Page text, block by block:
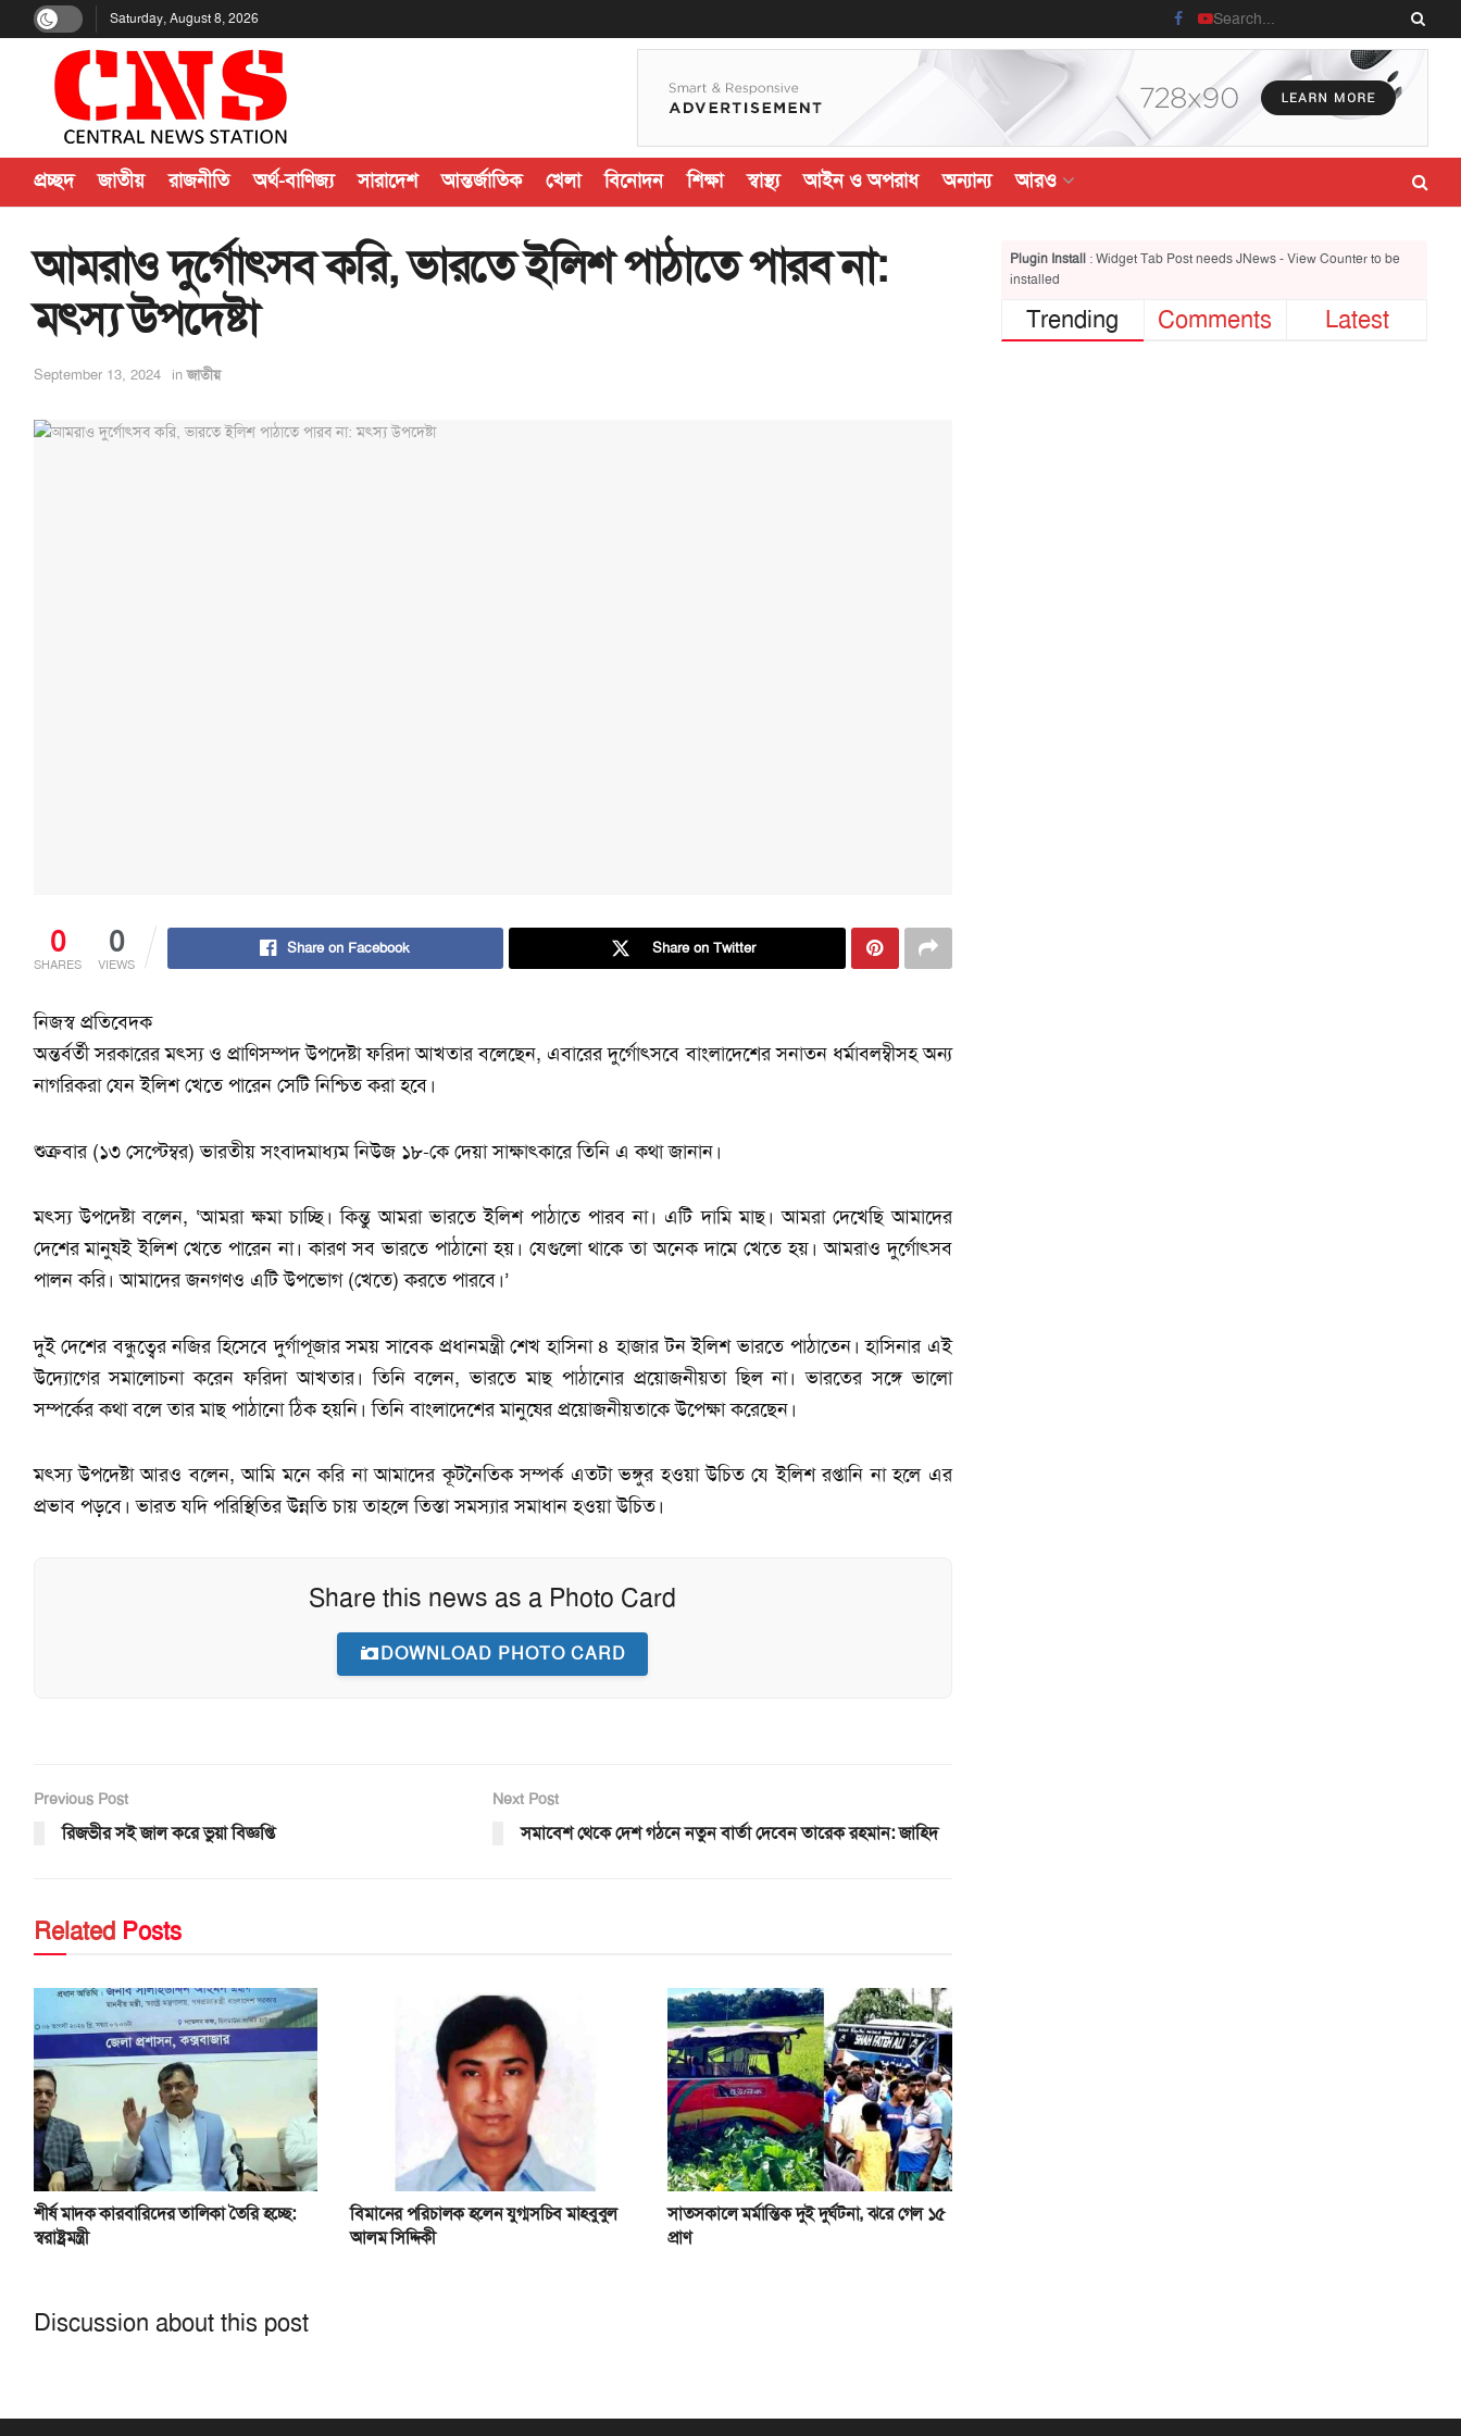
Saturday, August 8, 2026
প্রচ্ছদ জাতীয় রাজনীতি অর্থ-বাণিজ্য সারাদেশ আন্তর্জাতিক খেলা বিনোদন শিক্ষা স্বাস্থ্য আইন ও অপরাধ অন্যান্য আরও
আমরাও দুর্গোৎসব করি, ভারতে ইলিশ পাঠাতে পারব না:
মৎস্য উপদেষ্টা
September 13, 2024 in জাতীয়
0
SHARES
0
VIEWS
Share on Facebook Share on Twitter
নিজস্ব প্রতিবেদক
অন্তর্বর্তী সরকারের মৎস্য ও প্রাণিসম্পদ উপদেষ্টা ফরিদা আখতার বলেছেন, এবারের দুর্গোৎসবে বাংলাদেশের সনাতন ধর্মাবলম্বীসহ অন্য
নাগরিকরা যেন ইলিশ খেতে পারেন সেটি নিশ্চিত করা হবে।
শুক্রবার (১৩ সেপ্টেম্বর) ভারতীয় সংবাদমাধ্যম নিউজ ১৮-কে দেয়া সাক্ষাৎকারে তিনি এ কথা জানান।
মৎস্য উপদেষ্টা বলেন, ‘আমরা ক্ষমা চাচ্ছি। কিন্তু আমরা ভারতে ইলিশ পাঠাতে পারব না। এটি দামি মাছ। আমরা দেখেছি আমাদের
দেশের মানুষই ইলিশ খেতে পারেন না। কারণ সব ভারতে পাঠানো হয়। যেগুলো থাকে তা অনেক দামে খেতে হয়। আমরাও দুর্গোৎসব
পালন করি। আমাদের জনগণও এটি উপভোগ (খেতে) করতে পারবে।’
দুই দেশের বন্ধুত্বের নজির হিসেবে দুর্গাপূজার সময় সাবেক প্রধানমন্ত্রী শেখ হাসিনা ৪ হাজার টন ইলিশ ভারতে পাঠাতেন। হাসিনার এই
উদ্যোগের সমালোচনা করেন ফরিদা আখতার। তিনি বলেন, ভারতে মাছ পাঠানোর প্রয়োজনীয়তা ছিল না। ভারতের সঙ্গে ভালো
সম্পর্কের কথা বলে তার মাছ পাঠানো ঠিক হয়নি। তিনি বাংলাদেশের মানুষের প্রয়োজনীয়তাকে উপেক্ষা করেছেন।
মৎস্য উপদেষ্টা আরও বলেন, আমি মনে করি না আমাদের কূটনৈতিক সম্পর্ক এতটা ভঙ্গুর হওয়া উচিত যে ইলিশ রপ্তানি না হলে এর
প্রভাব পড়বে। ভারত যদি পরিস্থিতির উন্নতি চায় তাহলে তিস্তা সমস্যার সমাধান হওয়া উচিত।
Share this news as a Photo Card
DOWNLOAD PHOTO CARD
Previous Post
রিজভীর সই জাল করে ভুয়া বিজ্ঞপ্তি
Next Post
সমাবেশ থেকে দেশ গঠনে নতুন বার্তা দেবেন তারেক রহমান: জাহিদ
RelatedPosts
শীর্ষ মাদক কারবারিদের তালিকা তৈরি হচ্ছে:
স্বরাষ্ট্রমন্ত্রী
বিমানের পরিচালক হলেন যুগ্মসচিব মাহবুবুল
আলম সিদ্দিকী
সাতসকালে মর্মান্তিক দুই দুর্ঘটনা, ঝরে গেল ১৫
প্রাণ
Discussion about this post
Plugin Install: Widget Tab Post needs JNews - View Counter to be
installed
Trending Comments Latest